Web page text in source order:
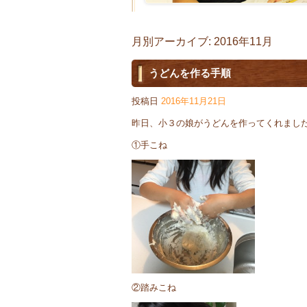
月別アーカイブ: 2016年11月
うどんを作る手順
投稿日 2016年11月21日
昨日、小３の娘がうどんを作ってくれまし
①手こね
②踏みこね